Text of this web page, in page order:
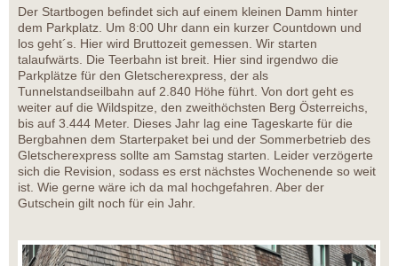
Der Startbogen befindet sich auf einem kleinen Damm hinter
dem Parkplatz. Um 8:00 Uhr dann ein kurzer Countdown und
los geht´s. Hier wird Bruttozeit gemessen. Wir starten
talaufwärts. Die Teerbahn ist breit. Hier sind irgendwo die
Parkplätze für den Gletscherexpress, der als
Tunnelstandseilbahn auf 2.840 Höhe führt. Von dort geht es
weiter auf die Wildspitze, den zweithöchsten Berg Österreichs,
bis auf 3.444 Meter. Dieses Jahr lag eine Tageskarte für die
Bergbahnen dem Starterpaket bei und der Sommerbetrieb des
Gletscherexpress sollte am Samstag starten. Leider verzögerte
sich die Revision, sodass es erst nächstes Wochenende so weit
ist. Wie gerne wäre ich da mal hochgefahren. Aber der
Gutschein gilt noch für ein Jahr.